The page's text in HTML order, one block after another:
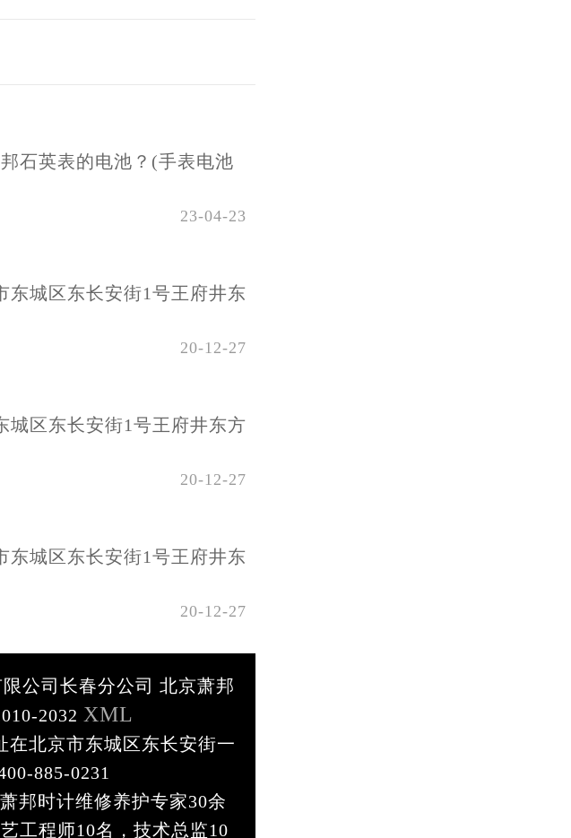
石英表的电池？(手表电池
23-04-23
东城区东长安街1号王府井东
20-12-27
城区东长安街1号王府井东方
20-12-27
东城区东长安街1号王府井东
20-12-27
公司长春分公司 北京萧邦
2032 XML
北京市东城区东长安街一
885-0231
邦时计维修养护专家30余
工程师10名，技术总监10